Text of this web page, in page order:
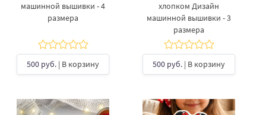
машинной вышивки - 4
размера
500 руб. | В корзину
хлопком Дизайн
машинной вышивки - 3
размера
500 руб. | В корзину